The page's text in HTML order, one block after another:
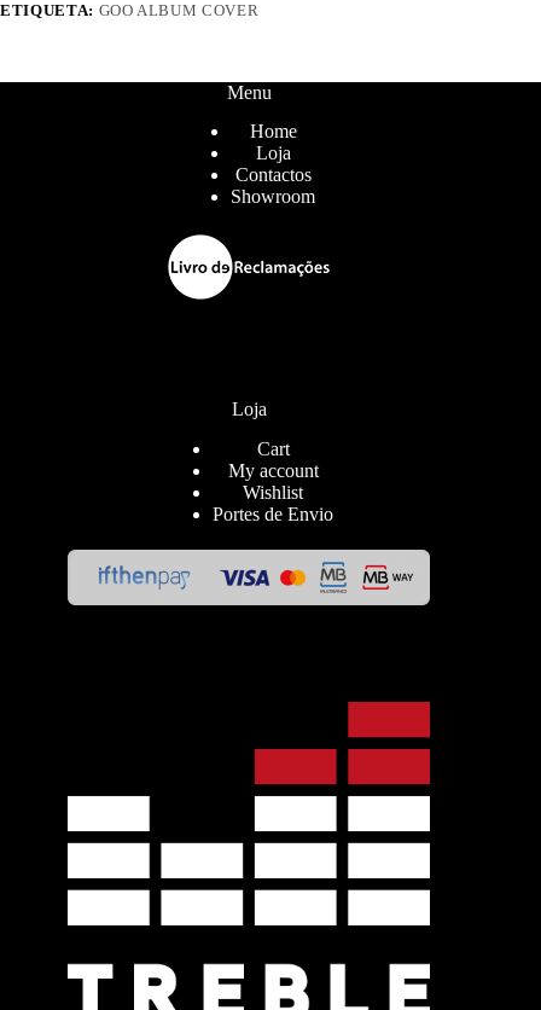
ETIQUETA: GOO ALBUM COVER
Menu
Home
Loja
Contactos
Showroom
Loja
Cart
My account
Wishlist
Portes de Envio